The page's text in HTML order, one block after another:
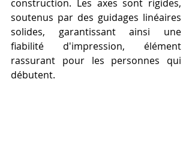
construction. Les axes sont rigides,
soutenus par des guidages linéaires
solides, garantissant ainsi une
fiabilité d'impression, élément
rassurant pour les personnes qui
débutent.